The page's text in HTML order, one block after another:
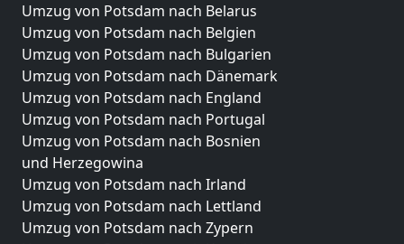
Umzug von Potsdam nach Belarus
Umzug von Potsdam nach Belgien
Umzug von Potsdam nach Bulgarien
Umzug von Potsdam nach Dänemark
Umzug von Potsdam nach England
Umzug von Potsdam nach Portugal
Umzug von Potsdam nach Bosnien
und Herzegowina
Umzug von Potsdam nach Irland
Umzug von Potsdam nach Lettland
Umzug von Potsdam nach Zypern